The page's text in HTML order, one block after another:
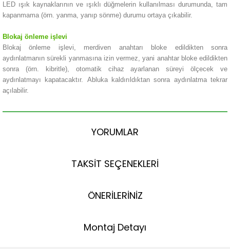
LED ışık kaynaklarının ve ışıklı düğmelerin kullanılması durumunda, tam
kapanmama (örn. yanma, yanıp sönme) durumu ortaya çıkabilir.
Blokaj önleme işlevi
Blokaj önleme işlevi, merdiven anahtarı bloke edildikten sonra
aydınlatmanın sürekli yanmasına izin vermez, yani anahtar bloke edildikten
sonra (örn. kibritle), otomatik cihaz ayarlanan süreyi ölçecek ve
aydınlatmayı kapatacaktır. Abluka kaldırıldıktan sonra aydınlatma tekrar
açılabilir.
YORUMLAR
TAKSİT SEÇENEKLERİ
ÖNERİLERİNİZ
Montaj Detayı